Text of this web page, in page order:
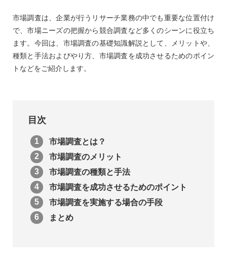
市場調査は、企業が行うリサーチ業務の中でも重要な位置付け
で、市場ニーズの把握から競合調査など多くのシーンに役立ち
ます。今回は、市場調査の基礎知識解説として、メリットや、
種類と手法およびやり方、市場調査を成功させるためのポイン
トなどをご紹介します。
目次
市場調査とは？
市場調査のメリット
市場調査の種類と手法
市場調査を成功させるためのポイント
市場調査を実施する場合の手段
まとめ